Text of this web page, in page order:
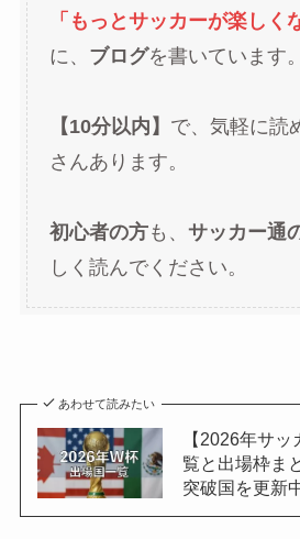
「もっとサッカーが楽しく
に、 ブログを書いています。
【10分以内】 で、気軽に読
さんあります。
初心者の方も、 サッカー通
しく読んでください。
あわせて読みたい
【2026年サ
覧と出場枠ま
突破国を更新